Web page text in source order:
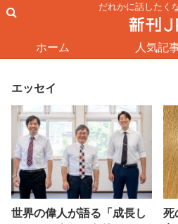
だれかに話したく
ホーム 人気記
エッセイ
世界の偉人が語る「成長し
死